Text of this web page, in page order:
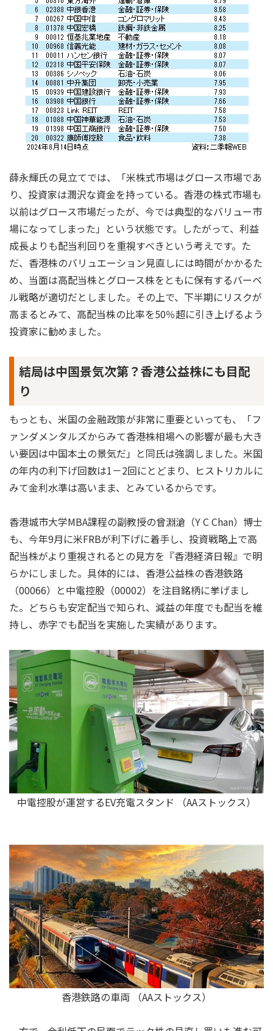
薛永輝氏の見立てでは、「米株式市場はグロース市場であ
り、投資家は潤沢な資金を持っている。香港の株式市場も
以前はグロース市場だったが、今では典型的なバリュー市
場になってしまった」という状態です。したがって、利益
成長よりも配当利回りを重視すべきという考えです。た
だ、香港株のバリュエーション見直しには時間がかかるた
め、当面は高配当株とグロース株をともに保有するバーベ
ル戦略が適切だとしました。その上で、下半期にリスクが
高まるとみて、高配当株の比率を50％超に引き上げるよう
投資家に勧めました。
結局は中国景気次第？香港公益株にも目配
り
もっとも、米国の金融政策が非常に重要といっても、「フ
ァンダメンタルズからみて香港株相場への影響が最も大き
い要因は中国本土の景気だ」と同氏は強調しました。米国
の年内の利下げ回数は1－2回にとどまり、ヒストリカルに
みて金利水準は高いまま、とみているからです。
香港城市大学MBA課程の副教授の曾淵滄（Y C Chan）博士
も、今年9月に米FRBが利下げに着手し、投資戦略上で高
配当株がより重視されるとの見方を『香港経済日報』で明
らかにしました。具体的には、香港公益株の香港鉄路
（00066）と中電控股（00002）を注目銘柄に挙げまし
た。どちらも安定配当で知られ、減益の年度でも配当を維
持し、赤字でも配当を実施した実績があります。
中電控股が運営するEV充電スタンド （AAストックス）
香港鉄路の車両 （AAストックス）